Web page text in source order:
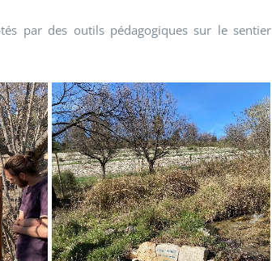
par des outils pédagogiques sur le sentier